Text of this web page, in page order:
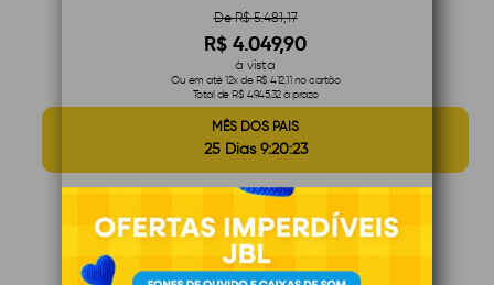
De R$ 5.481,17
R$ 4.049,90
à vista
Ou em até 12x de R$ 412,11 no cartão
Total de R$ 4.945,32 à prazo
MÊS DOS PAIS
25 Dias 9:20:22
26% OFF